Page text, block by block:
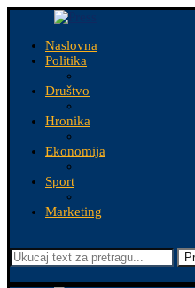
Naslovna
Politika
Društvo
Hronika
Ekonomija
Sport
Marketing